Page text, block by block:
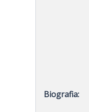
Biografia: